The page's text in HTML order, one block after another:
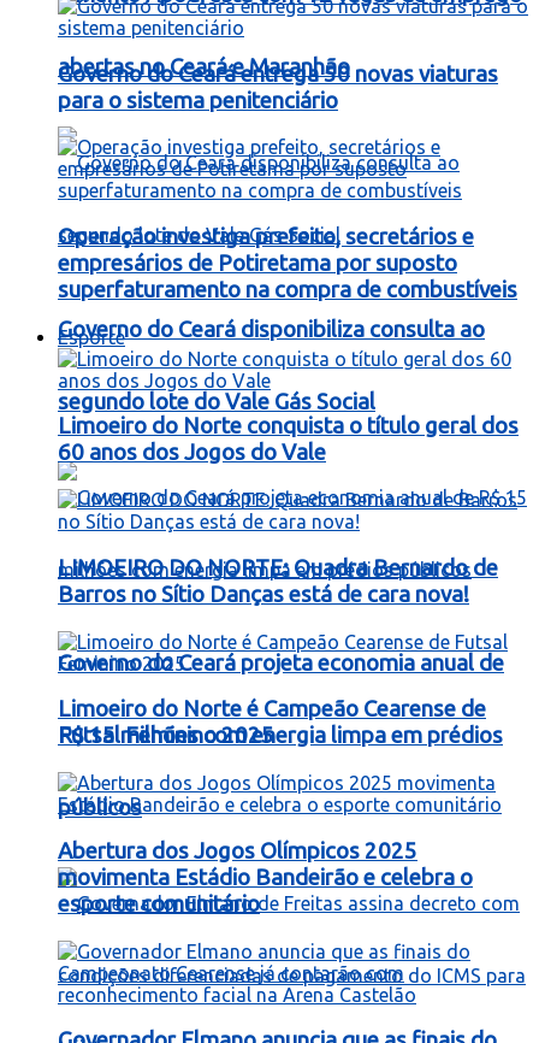
abertas no Ceará e Maranhão
Governo do Ceará disponibiliza consulta ao
segundo lote do Vale Gás Social
Governo do Ceará projeta economia anual de
R$ 15 milhões com energia limpa em prédios
públicos
Governo do Ceará entrega 50 novas viaturas
para o sistema penitenciário
Operação investiga prefeito, secretários e
empresários de Potiretama por suposto
superfaturamento na compra de combustíveis
Esporte
Limoeiro do Norte conquista o título geral dos
60 anos dos Jogos do Vale
LIMOEIRO DO NORTE: Quadra Bernardo de
Barros no Sítio Danças está de cara nova!
Limoeiro do Norte é Campeão Cearense de
Futsal Feminino 2025
Abertura dos Jogos Olímpicos 2025
movimenta Estádio Bandeirão e celebra o
esporte comunitário